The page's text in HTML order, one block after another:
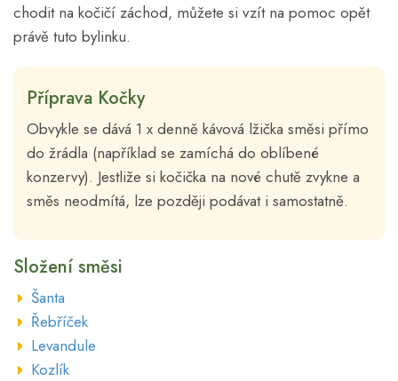
chodit na kočičí záchod, můžete si vzít na pomoc opět
právě tuto bylinku.
Příprava Kočky
Obvykle se dává 1 x denně kávová lžička směsi přímo
do žrádla (například se zamíchá do oblíbené
konzervy). Jestliže si kočička na nové chutě zvykne a
směs neodmítá, lze později podávat i samostatně.
Složení směsi
Šanta
Řebříček
Levandule
Kozlík